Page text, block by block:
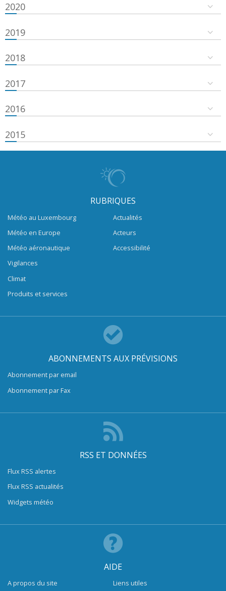
2020
2019
2018
2017
2016
2015
RUBRIQUES
Météo au Luxembourg
Météo en Europe
Météo aéronautique
Vigilances
Climat
Produits et services
Actualités
Acteurs
Accessibilité
ABONNEMENTS AUX PRÉVISIONS
Abonnement par email
Abonnement par Fax
RSS ET DONNÉES
Flux RSS alertes
Flux RSS actualités
Widgets météo
AIDE
A propos du site Liens utiles